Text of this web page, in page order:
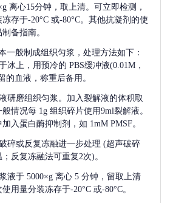
离心15分钟，取上清。可立即检测，
存于-20°C 或-80°C。其他抗凝剂的使
备指南。
一般制成组织匀浆，处理方法如下：
冰上，用预冷的 PBS缓冲液(0.01M，
的血液，称重后备用。
研磨组织匀浆。加入裂解液的体积取
般情况每 1g 组织碎片使用9ml裂解液。
入蛋白酶抑制剂，如 1mM PMSF。
碎或反复冻融进一步处理 (超声破碎
反复冻融法可重复2次)。
液于 5000×g 离心 5 分钟，留取上清
用量分装冻存于-20°C 或-80°C。